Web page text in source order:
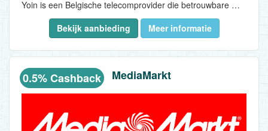
Yoin is een Belgische telecomprovider die betrouwbare mobiele en thuisinternetdiensten levert via het premium Proximus-netwerk, dat bekendstaat om zijn snelle en stabiele connectiviteit. Yoin richt zich op een breed publiek en biedt aanpasbare mobiele abonnementen waarmee gebruikers data-, bel- en sms-opties kunnen afstemmen op uiteenlopende behoeften, aangevuld met thuisoplossingen voor internet die zorgen voor consistente prestaties en kostenbeheersing via een intuïtief online platform...
Bekijk aanbieding
Meer informatie
0.5% Cashback MediaMarkt